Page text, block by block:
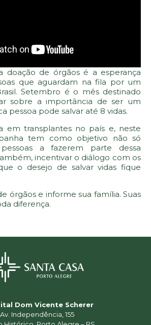
a doação de órgãos é a esperança
que aguardam na fila por um
Setembro é o mês destinado
sobre a importância de ser um
pessoa pode salvar até 8 vidas.
em transplantes no país e, neste
tem como objetivo não só
a fazerem parte dessa
incentivar o diálogo com os
o desejo de salvar vidas fique
órgãos e informe sua família. Suas
diferença.
Dom Vicente Scherer
Av. Independência, 155